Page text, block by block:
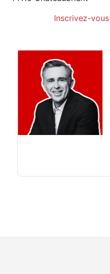
Inscrivez-